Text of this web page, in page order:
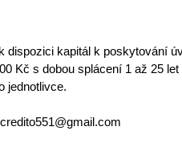
dispozici kapitál k poskytování
Kč s dobou splácení 1 až 25
jednotlivce.